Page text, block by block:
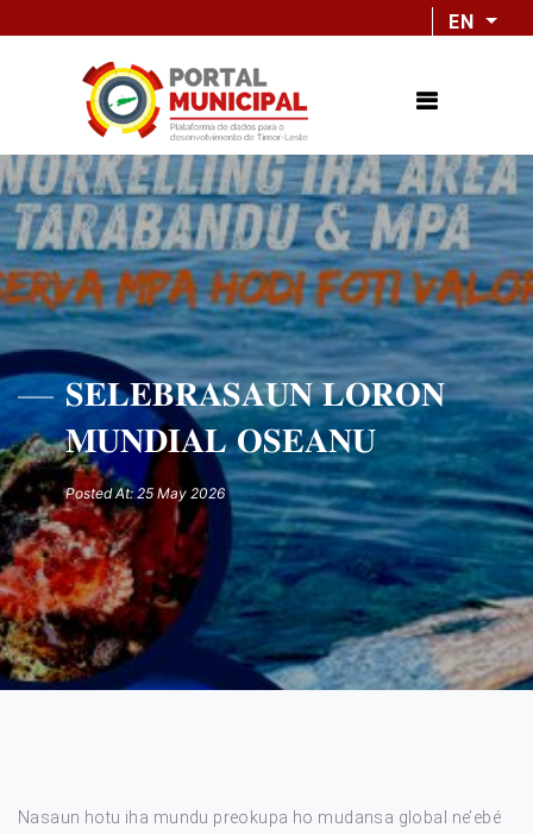
EN
𝐒𝐄𝐋𝐄𝐁𝐑𝐀𝐒𝐀𝐔𝐍 𝐋𝐎𝐑𝐎𝐍
𝐌𝐔𝐍𝐃𝐈𝐀𝐋 𝐎𝐒𝐄𝐀𝐍𝐔
Posted At: 25 May 2026
Nasaun hotu iha mundu preokupa ho mudansa global ne’ebé